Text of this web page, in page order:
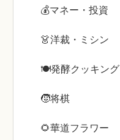
💰️マネー・投資
👗洋裁・ミシン
🍽️発酵クッキング
🧒将棋
🌻華道フラワー